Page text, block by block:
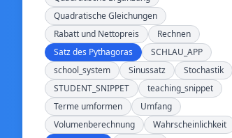
Quadratische Gleichungen
Rabatt und Nettopreis
Rechnen
Satz des Pythagoras
SCHLAU_APP
school_system
Sinussatz
Stochastik
STUDENT_SNIPPET
teaching_snippet
Terme umformen
Umfang
Volumenberechnung
Wahrscheinlichkeit